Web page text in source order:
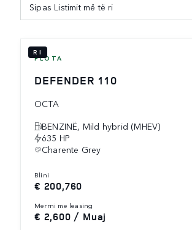
Sipas Listimit më të ri
RI
FLOTA
DEFENDER 110
OCTA
BENZINË, Mild hybrid (MHEV)
635 HP
Charente Grey
blini
€ 200,760
merrni me leasing
€ 2,600 / Muaj